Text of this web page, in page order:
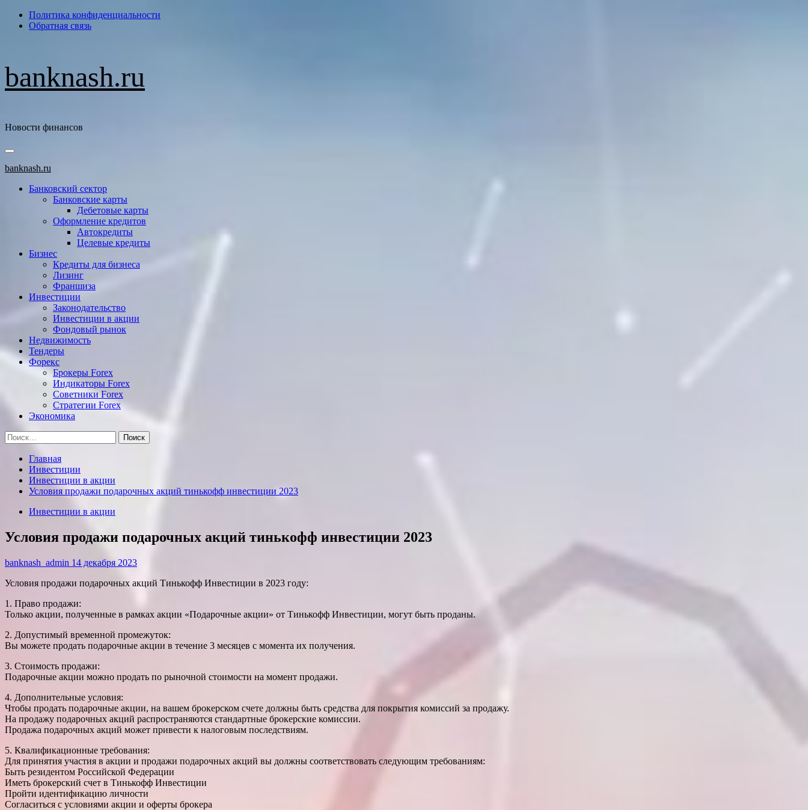
ПерейтиПолитика конфиденциальности
Обратная связь
banknash.ru
Новости финансов
Основное
меню
banknash.ru
Банковский сектор
Банковские карты
Дебетовые карты
Оформление кредитов
Автокредиты
Целевые кредиты
Бизнес
Кредиты для бизнеса
Лизинг
Франшиза
Инвестиции
Законодательство
Инвестиции в акции
Фондовый рынок
Недвижимость
Тендеры
Форекс
Брокеры Forex
Индикаторы Forex
Советники Forex
Стратегии Forex
Экономика
Найти:
Главная
Инвестиции
Инвестиции в акции
Условия продажи подарочных акций тинькофф инвестиции 2023
Инвестиции в акции
Условия продажи подарочных акций тинькофф инвестиции 2023
banknash_admin 14 декабря 2023
Условия продажи подарочных акций Тинькофф Инвестиции в 2023 году:
1. Право продажи:
Только акции, полученные в рамках акции «Подарочные акции» от Тинькофф Инвестиции, могут быть проданы.
2. Допустимый временной промежуток:
Вы можете продать подарочные акции в течение 3 месяцев с момента их получения.
3. Стоимость продажи:
Подарочные акции можно продать по рыночной стоимости на момент продажи.
4. Дополнительные условия:
Чтобы продать подарочные акции, на вашем брокерском счете должны быть средства для покрытия комиссий за продажу.
На продажу подарочных акций распространяются стандартные брокерские комиссии.
Продажа подарочных акций может привести к налоговым последствиям.
5. Квалификационные требования:
Для принятия участия в акции и продажи подарочных акций вы должны соответствовать следующим требованиям:
Быть резидентом Российской Федерации
Иметь брокерский счет в Тинькофф Инвестиции
Пройти идентификацию личности
Согласиться с условиями акции и оферты брокера